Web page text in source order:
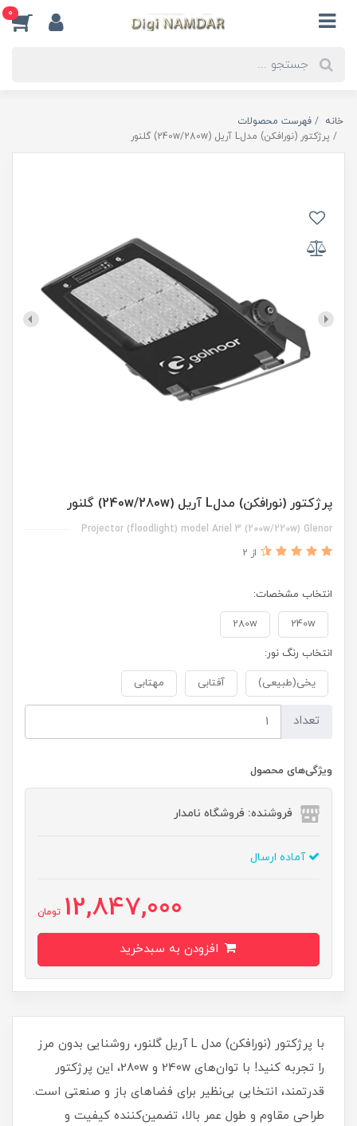
0
خانه
فهرست محصولات
پرژکتور (نورافکن) مدلL آریل (240w/280w) گلنور
پرژکتور (نورافکن) مدلL آریل (240w/280w) گلنور
Projector (floodlight) model Ariel 3 (200w/220w) Glenor
از 2
انتخاب مشخصات:
240w
280w
انتخاب رنگ نور:
یخی(طبیعی) آفتابی مهتابی
تعداد
ویژگی‌های محصول
فروشنده: فروشگاه نامدار
آماده ارسال
12,847,000 تومان
با پرژکتور (نورافکن) مدل L آریل گلنور، روشنایی بدون مرز
را تجربه کنید! با توان‌های 240w و 280w، این پرژکتور
قدرتمند، انتخابی بی‌نظیر برای فضاهای باز و صنعتی است.
طراحی مقاوم و طول عمر بالا، تضمین‌کننده کیفیت و